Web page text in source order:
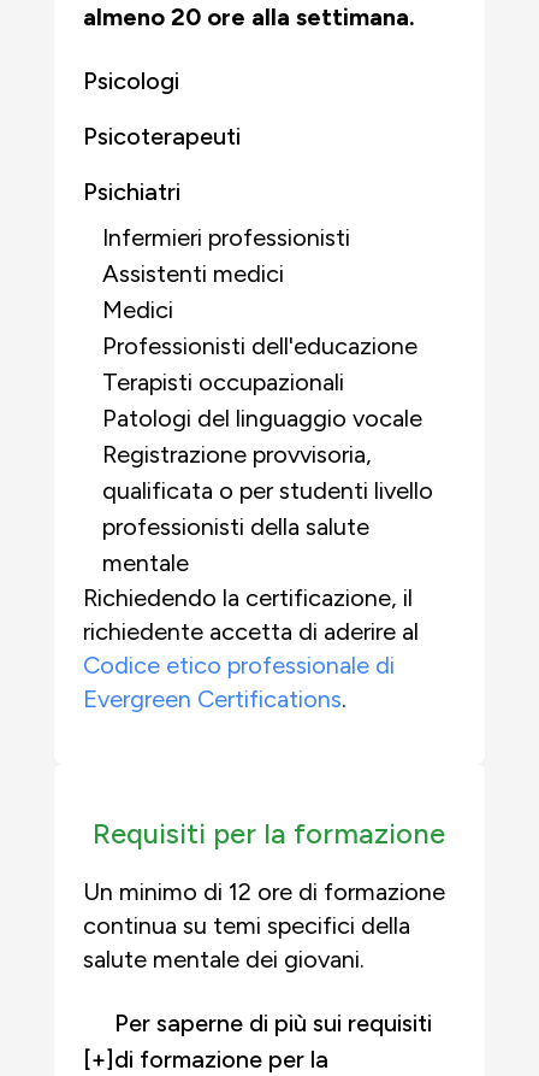
almeno 20 ore alla settimana.
Psicologi
Psicoterapeuti
Psichiatri
Infermieri professionisti
Assistenti medici
Medici
Professionisti dell'educazione
Terapisti occupazionali
Patologi del linguaggio vocale
Registrazione provvisoria,
qualificata o per studenti livello
professionisti della salute
mentale
Richiedendo la certificazione, il
richiedente accetta di aderire al
Codice etico professionale di
Evergreen Certifications.
Requisiti per la formazione
Un minimo di 12 ore di formazione
continua su temi specifici della
salute mentale dei giovani.
[+]
Per saperne di più sui requisiti
di formazione per la